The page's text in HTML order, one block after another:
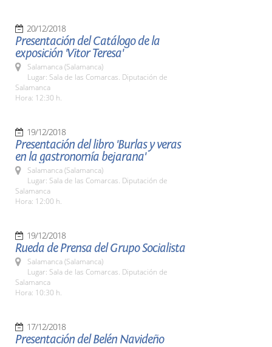
20/12/2018
Presentación del Catálogo de la
exposición 'Vitor Teresa'
Salamanca (Salamanca)
Lugar: Sala de las Comarcas. Diputación de
Salamanca
Hora: 12:30 h.
19/12/2018
Presentación del libro 'Burlas y veras
en la gastronomía bejarana'
Salamanca (Salamanca)
Lugar: Sala de las Comarcas. Diputación de
Salamanca
Hora: 12:00 h.
19/12/2018
Rueda de Prensa del Grupo Socialista
Salamanca (Salamanca)
Lugar: Sala de las Comarcas. Diputación de
Salamanca
Hora: 10:30 h.
17/12/2018
Presentación del Belén Navideño